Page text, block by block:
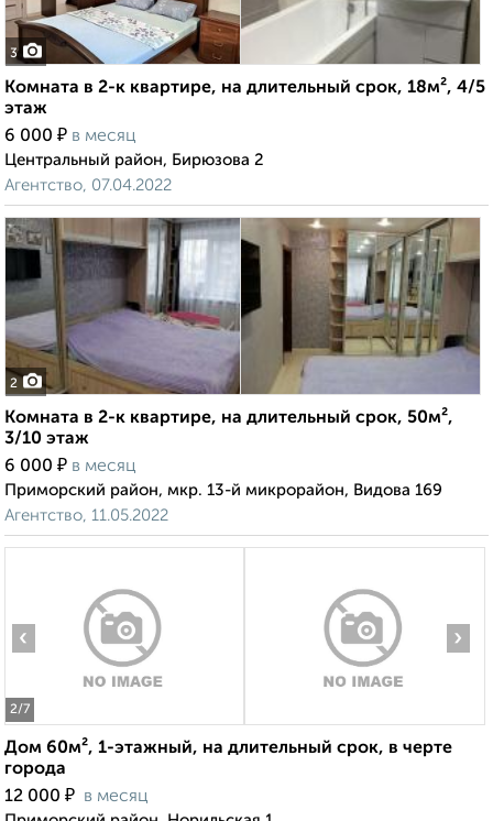
3
Комната в 2-к квартире, на длительный срок, 18м², 4/5
этаж
6 000 ₽ в месяц
Центральный район, Бирюзова 2
Агентство, 07.04.2022
2
Комната в 2-к квартире, на длительный срок, 50м²,
3/10 этаж
6 000 ₽ в месяц
Приморский район, мкр. 13-й микрорайон, Видова 169
Агентство, 11.05.2022
2/7
‹ ›
Дом 60м², 1-этажный, на длительный срок, в черте
города
12 000 ₽ в месяц